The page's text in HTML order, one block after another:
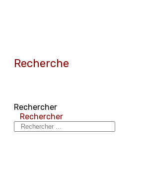
Recherche
Rechercher
Rechercher